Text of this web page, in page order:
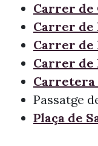
Carrer de
Carrer de
Carrer de
Carrer de
Carretera
Passatge
Plaça de